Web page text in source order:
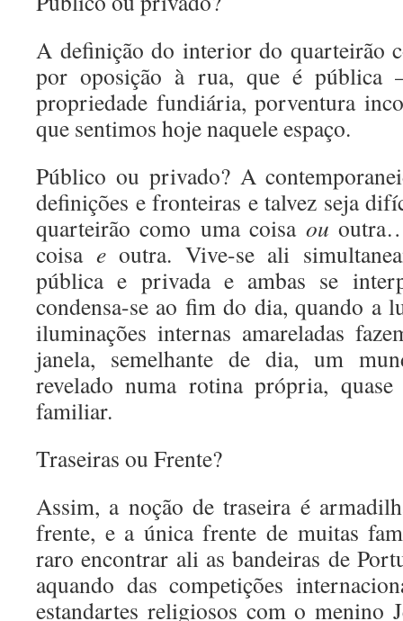
A definição do interior do quarteirão
por oposição à rua, que é pública
propriedade fundiária, porventura
que sentimos hoje naquele espaço.
Público ou privado? A
definições e fronteiras e talvez seja
quarteirão como uma coisa ou
coisa eoutra. Vive-se ali
pública e privada e ambas se
condensa-se ao fim do dia, quando a
iluminações internas amareladas
janela, semelhante de dia, um
revelado numa rotina própria,
familiar.
Traseiras ou Frente?
Assim, a noção de traseira é
frente, e a única frente de muitas
raro encontrar ali as bandeiras de
aquando das competições
estandartes religiosos com o menino